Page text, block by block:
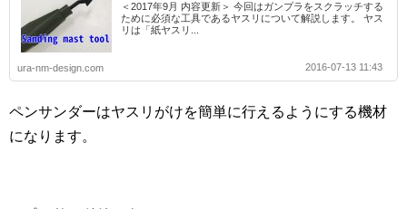
＜2017年9月 内容更新＞ 今回はガンプラをスクラッチする
ために必須な工具であるヤスリについて解説します。 ヤス
リは「紙ヤスリ...
ura-nm-design.com 2016-07-13 11:43
ペンサンダーはヤスリがけを簡単に行えるようにする機材
になります。